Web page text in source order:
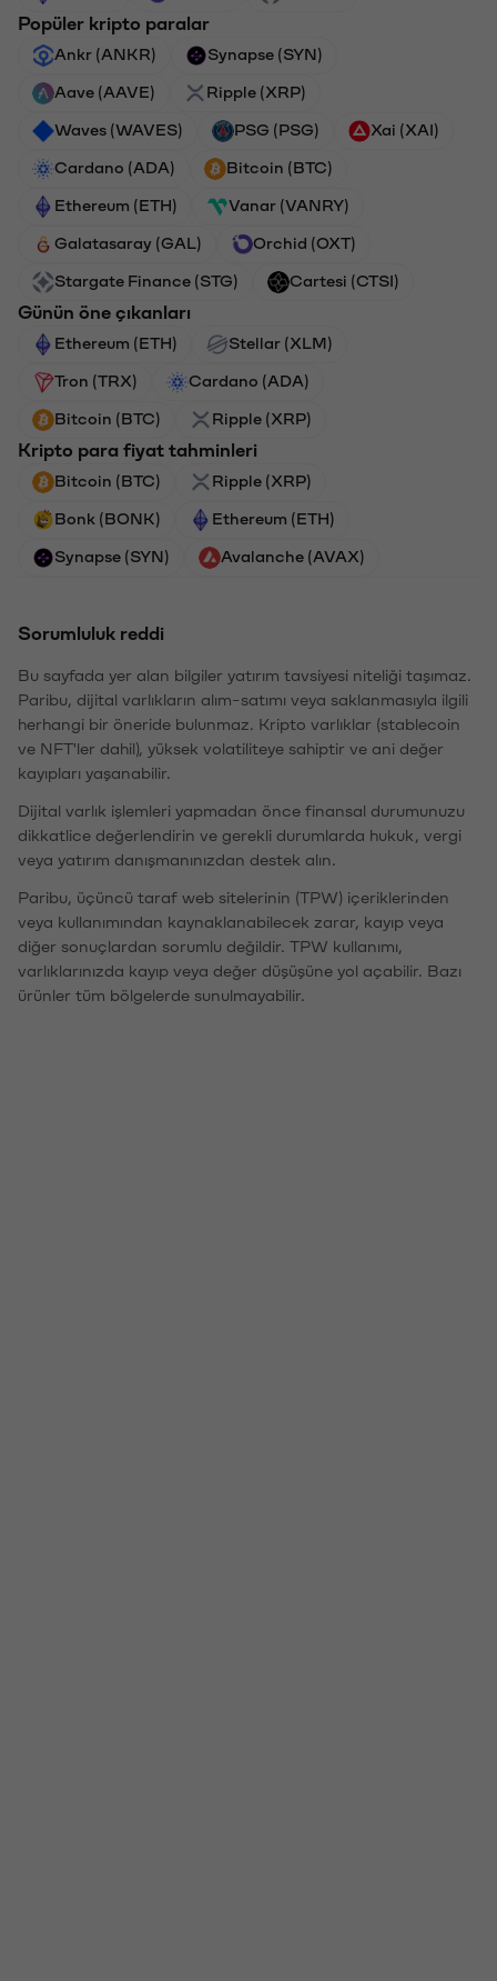
Popüler kripto paralar
Ankr (ANKR) Synapse (SYN)
Aave (AAVE) Ripple (XRP)
Waves (WAVES) PSG (PSG) Xai (XAI)
Cardano (ADA) Bitcoin (BTC)
Ethereum (ETH) Vanar (VANRY)
Galatasaray (GAL) Orchid (OXT)
Stargate Finance (STG) Cartesi (CTSI)
Günün öne çıkanları
Ethereum (ETH) Stellar (XLM)
Tron (TRX) Cardano (ADA)
Bitcoin (BTC) Ripple (XRP)
Kripto para fiyat tahminleri
Bitcoin (BTC) Ripple (XRP)
Bonk (BONK) Ethereum (ETH)
Synapse (SYN) Avalanche (AVAX)
Sorumluluk reddi
Bu sayfada yer alan bilgiler yatırım tavsiyesi niteliği taşımaz.
Paribu, dijital varlıkların alım-satımı veya saklanmasıyla ilgili
herhangi bir öneride bulunmaz. Kripto varlıklar (stablecoin
ve NFT'ler dahil), yüksek volatiliteye sahiptir ve ani değer
kayıpları yaşanabilir.
Dijital varlık işlemleri yapmadan önce finansal durumunuzu
dikkatlice değerlendirin ve gerekli durumlarda hukuk, vergi
veya yatırım danışmanınızdan destek alın.
Paribu, üçüncü taraf web sitelerinin (TPW) içeriklerinden
veya kullanımından kaynaklanabilecek zarar, kayıp veya
diğer sonuçlardan sorumlu değildir. TPW kullanımı,
varlıklarınızda kayıp veya değer düşüşüne yol açabilir. Bazı
ürünler tüm bölgelerde sunulmayabilir.